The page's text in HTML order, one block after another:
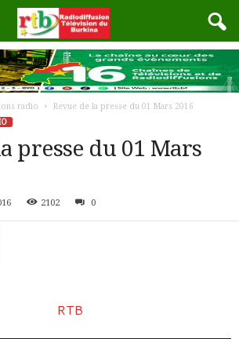
radio
Revue de la presse du 01 Mars 2016
presse du 01 Mars
2102 0